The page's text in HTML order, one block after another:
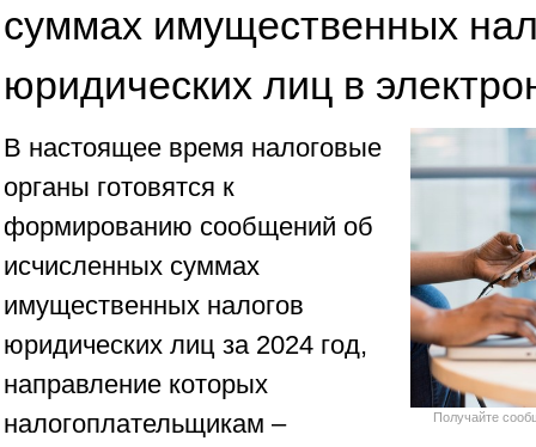
суммах имущественных
юридических лиц в
Получайте
В настоящее время налоговые
органы готовятся к
формированию сообщений об
исчисленных суммах
имущественных налогов
юридических лиц за 2024 год,
направление которых
налогоплательщикам –